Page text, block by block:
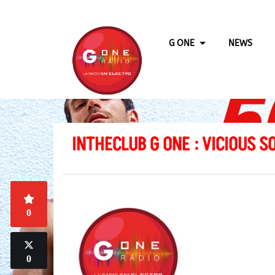
G ONE NEWS
INTHECLUB G ONE : VICIOUS
0
0